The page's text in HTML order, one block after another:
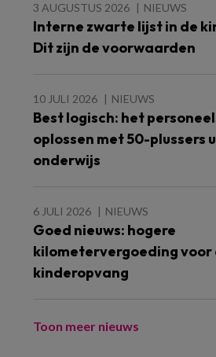
3 AUGUSTUS 2026 NIEUWS
Interne zwarte lijst in de
Dit zijn de voorwaarden
10 JULI 2026 NIEUWS
Best logisch: het
oplossen met 50-plussers
onderwijs
6 JULI 2026 NIEUWS
Goed nieuws: hogere
kilometervergoeding voor
kinderopvang
Toon meer nieuws